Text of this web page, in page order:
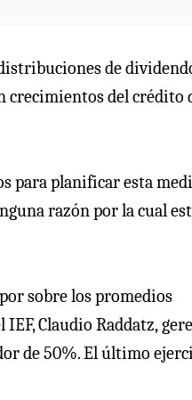
de
crecimientos del crédito
para planificar esta
razón por la cual
sobre los promedios
Claudio Raddatz,
de 50%. El último